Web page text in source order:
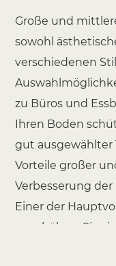
Große und
sowohl
verschiedenen
zu Büros und
Ihren Boden
gut ausgewählter
Vorteile großer
Verbesserung
Einer der
zu erhöhen. Sie